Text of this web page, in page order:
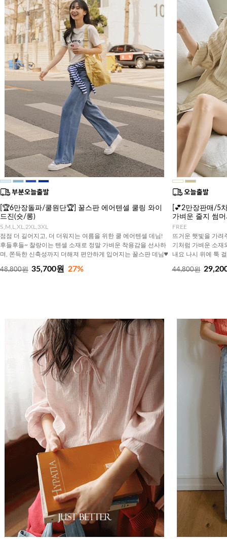
[🏆6만장돌파/쿨원단🏆] 꿀스판 에어텐셀 쿨링 와이
드진(숏/롱)
S,M,L,XL,2XL,3XL
점점 더 길어지고, 더 더워지는 여름을 위한 쿨 에어텐셀 데님!
후들후들~ 찰랑이는 텐셀 소재로 정말 가벼운 착용감을 선사하
며, 쫀득한 신축성까지 더해져 편안하게 입어지는 꿀스판 데님♥
48,800원 35,700원 27%
[💕2만장판매/5
가벼운 줄지 썸
FREE
뜨거운 햇빛을 가려
기처럼 가벼운 소재
내요 나시 위에 툭
44,800원